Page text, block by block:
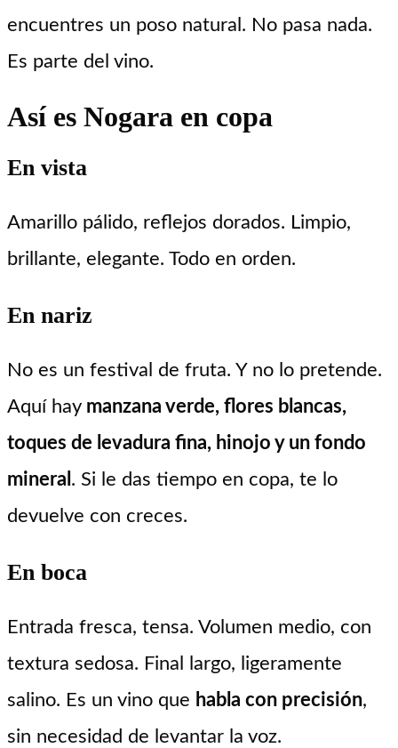
encuentres un poso natural. No pasa nada.
Es parte del vino.
Así es Nogara en copa
En vista
Amarillo pálido, reflejos dorados. Limpio,
brillante, elegante. Todo en orden.
En nariz
No es un festival de fruta. Y no lo pretende.
Aquí hay manzana verde, flores blancas,
toques de levadura fina, hinojo y un fondo
mineral . Si le das tiempo en copa, te lo
devuelve con creces.
En boca
Entrada fresca, tensa. Volumen medio, con
textura sedosa. Final largo, ligeramente
salino. Es un vino que habla con precisión,
sin necesidad de levantar la voz.